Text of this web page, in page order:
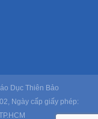
Dục Thiên Bảo
Ngày cấp giấy phép: